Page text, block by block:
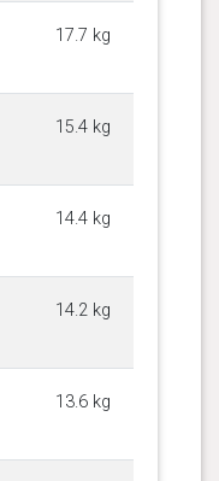
17.7 kg
15.4 kg
14.4 kg
14.2 kg
13.6 kg